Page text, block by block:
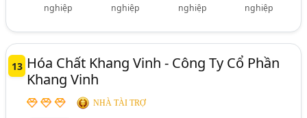
nghiệp
nghiệp
nghiệp
nghiệp
13 Hóa Chất Khang Vinh - Công Ty Cổ Phần
Khang Vinh
NHÀ TÀI TRỢ